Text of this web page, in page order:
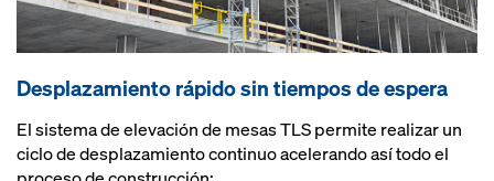
Desplazamiento rápido sin tiempos de espera
El sistema de elevación de mesas TLS permite realizar un
ciclo de desplazamiento continuo acelerando así todo el